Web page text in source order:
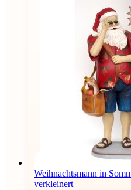
Weihnachtsmann in
verkleinert